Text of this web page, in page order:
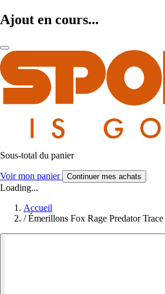
Ajout en cours...
Sous-total du panier
Voir mon panier Continuer mes achats
Loading...
Accueil
/ Émerillons Fox Rage Predator